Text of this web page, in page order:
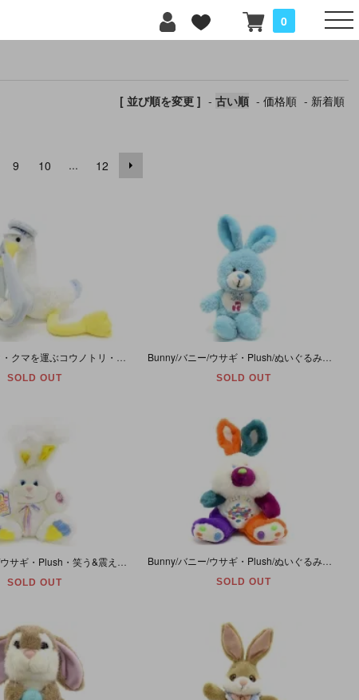
0
[ 並び順を変更 ] - 古い順 - 価格順 - 新着順
9 10 ... 12
SOLD OUT
Bunny/バニー/ウサギ・Plush/ぬいぐるみ・HUG ME/ハグミー・ブルー・(耳除く)高さ約24cm・MTY・(ハグミーバニー)
SOLD OUT
SOLD OUT
Bunny/バニー/ウサギ・Plush/ぬいぐるみ・JELLY BEAN/ジェリービーンズ・(耳除く)高さ約26cm
SOLD OUT